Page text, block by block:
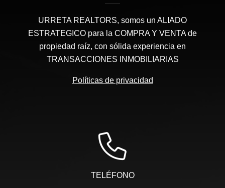
URRETA REALTORS, somos un ALIADO
ESTRATEGICO para la COMPRA Y VENTA de
propiedad raíz, con sólida experiencia en
TRANSACCIONES INMOBILIARIAS
Políticas de privacidad
TELÉFONO